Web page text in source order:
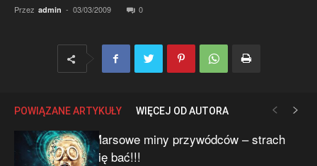
Przez admin - 03/03/2009 0
POWIĄZANE ARTYKUŁY WIĘCEJ OD AUTORA
Marsowe miny przywódców – strach
się bać!!!